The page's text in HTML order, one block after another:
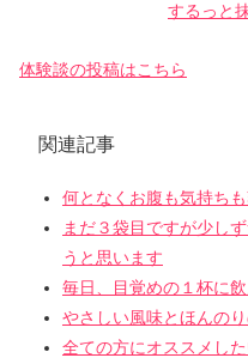
するっと
体験談の投稿はこちら
関連記事
何となくお腹も気持ち
まだ３袋目ですが少し
うと思います
毎日、目覚めの１杯に
やさしい風味とほんの
全ての方にオススメし